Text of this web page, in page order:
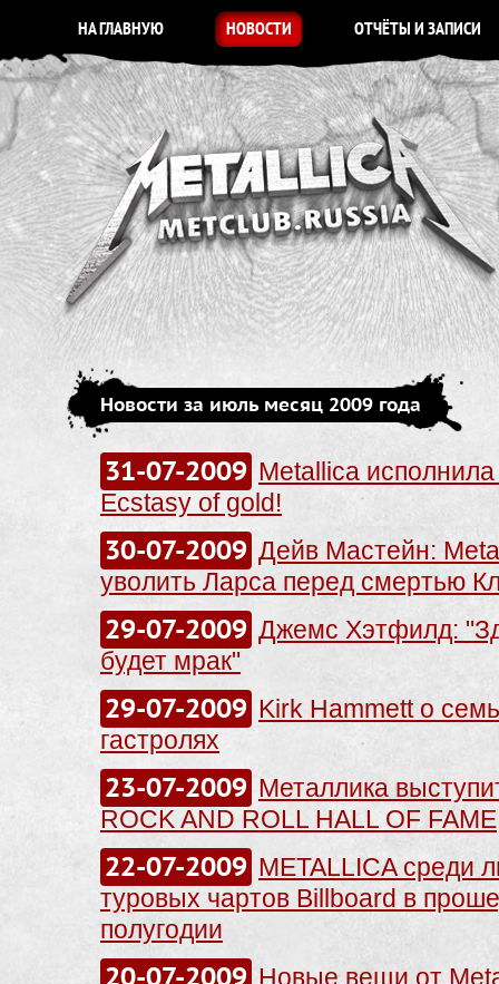
НА ГЛАВНУЮ НОВОСТИ ОТЧЁТЫ И ЗАПИСИ
Новости за июль месяц 2009 года
31-07-2009 Metallica
Ecstasy of gold!
30-07-2009 Дейв Мастейн:
уволить Ларса перед смертью
29-07-2009 Джемс Хэтфилд:
будет мрак"
29-07-2009 Kirk Hammett о
гастролях
23-07-2009 Металлика
ROCK AND ROLL HALL OF FAME
22-07-2009 METALLICA среди
туровых чартов Billboard в
полугодии
20-07-2009 Новые вещи от